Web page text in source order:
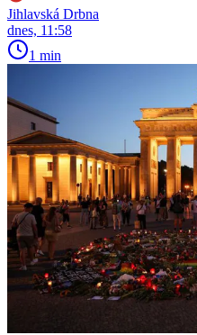
Jihlavská Drbna
dnes, 11:58
1 min